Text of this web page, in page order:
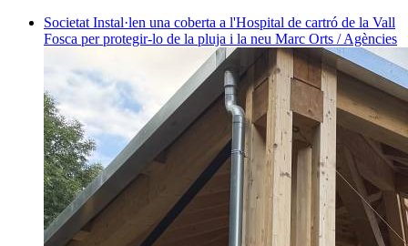
Societat Instal·len una coberta a l'Hospital de cartró de la Vall
Fosca per protegir-lo de la pluja i la neu Marc Orts / Agències